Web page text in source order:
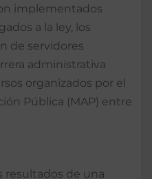
implementados
a la ley, los
de servidores
administrativa
organizados por el
Pública (MAP) entre
resultados de una